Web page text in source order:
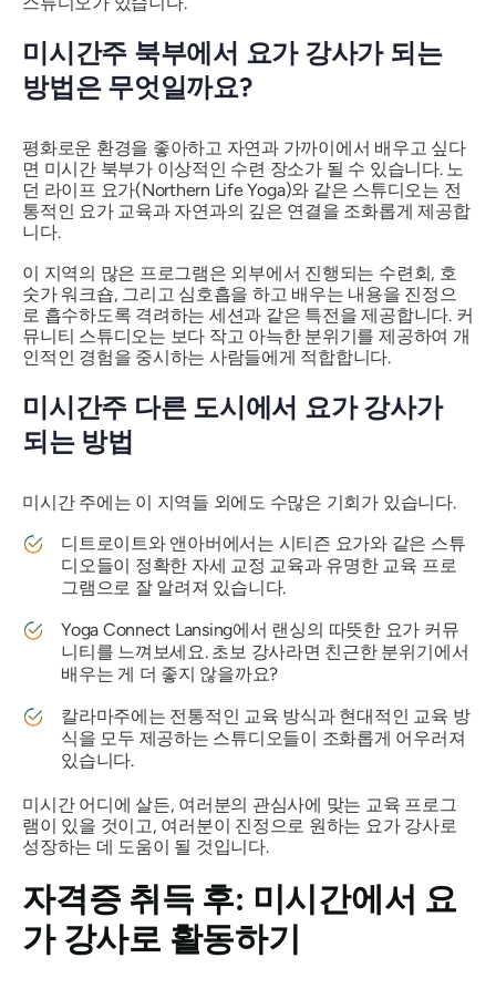
미시간주 북부에서 요가 강사가 되는
방법은 무엇일까요?
평화로운 환경을 좋아하고 자연과 가까이에서 배우고 싶다
면 미시간 북부가 이상적인 수련 장소가 될 수 있습니다. 노
던 라이프 요가(Northern Life Yoga)와 같은 스튜디오는 전
통적인 요가 교육과 자연과의 깊은 연결을 조화롭게 제공합
니다.
이 지역의 많은 프로그램은 외부에서 진행되는 수련회, 호
숫가 워크숍, 그리고 심호흡을 하고 배우는 내용을 진정으
로 흡수하도록 격려하는 세션과 같은 특전을 제공합니다. 커
뮤니티 스튜디오는 보다 작고 아늑한 분위기를 제공하여 개
인적인 경험을 중시하는 사람들에게 적합합니다.
미시간주 다른 도시에서 요가 강사가
되는 방법
미시간 주에는 이 지역들 외에도 수많은 기회가 있습니다.
디트로이트와 앤아버에서는 시티즌 요가와 같은 스튜
디오들이 정확한 자세 교정 교육과 유명한 교육 프로
그램으로 잘 알려져 있습니다.
Yoga Connect Lansing에서 랜싱의 따뜻한 요가 커뮤
니티를 느껴보세요. 초보 강사라면 친근한 분위기에서
배우는 게 더 좋지 않을까요?
칼라마주에는 전통적인 교육 방식과 현대적인 교육 방
식을 모두 제공하는 스튜디오들이 조화롭게 어우러져
있습니다.
미시간 어디에 살든, 여러분의 관심사에 맞는 교육 프로그
램이 있을 것이고, 여러분이 진정으로 원하는 요가 강사로
성장하는 데 도움이 될 것입니다.
자격증 취득 후: 미시간에서 요
가 강사로 활동하기